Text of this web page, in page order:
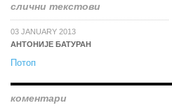
слични текстови
03 JANUARY 2013
АНТОНИЈЕ БАТУРАН
Потоп
коментари